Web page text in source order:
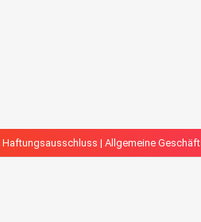
Haftungsausschluss | Allgemeine